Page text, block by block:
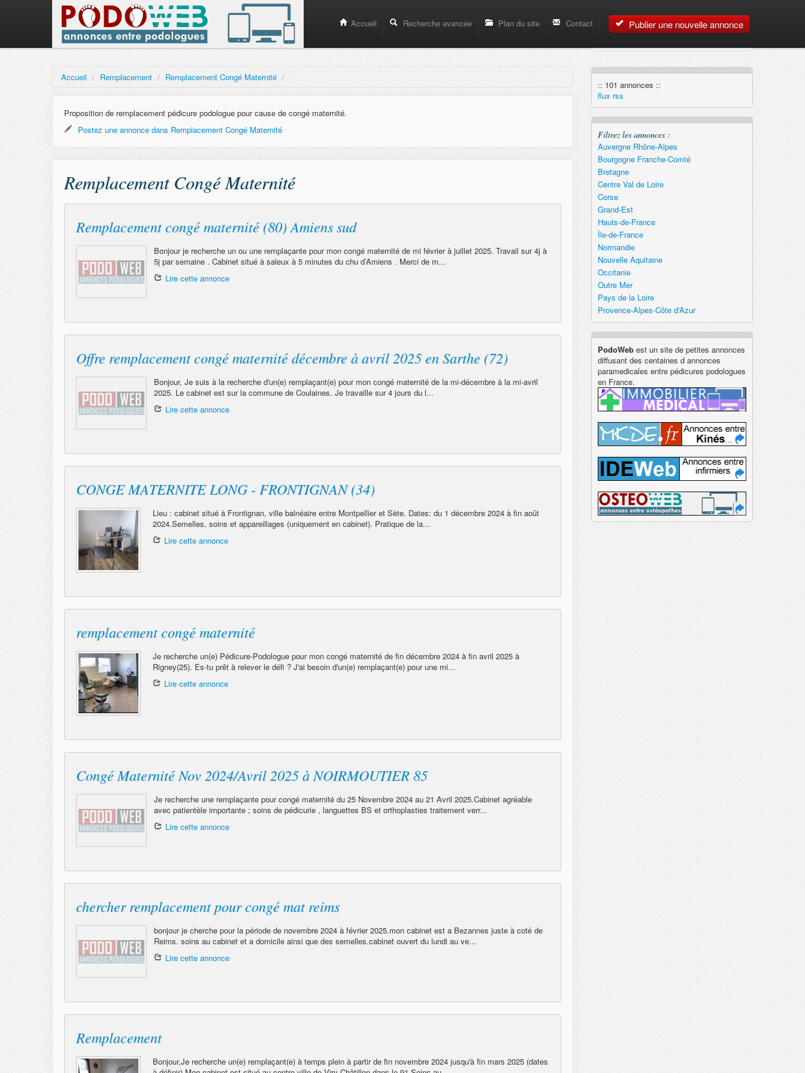
Publier une nouvelle annonce
Accueil Recherche avancée Plan du site Contact
Accueil / Remplacement / Remplacement Congé Maternité /
Proposition de remplacement pédicure podologue pour cause de congé maternité.
Postez une annonce dans Remplacement Congé Maternité
Remplacement Congé Maternité
Remplacement congé maternité (80) Amiens sud
Bonjour je recherche un ou une remplaçante pour mon congé maternité de mi février à juillet 2025. Travail sur 4j à
5j par semaine . Cabinet situé à saleux à 5 minutes du chu d’Amiens . Merci de m...
Lire cette annonce
Offre remplacement congé maternité décembre à avril 2025 en Sarthe (72)
Bonjour, Je suis à la recherche d'un(e) remplaçant(e) pour mon congé maternité de la mi-décembre à la mi-avril
2025. Le cabinet est sur la commune de Coulaines. Je travaille sur 4 jours du l...
Lire cette annonce
CONGE MATERNITE LONG - FRONTIGNAN (34)
Lieu : cabinet situé à Frontignan, ville balnéaire entre Montpellier et Sète. Dates: du 1 décembre 2024 à fin août
2024.Semelles, soins et appareillages (uniquement en cabinet). Pratique de la...
Lire cette annonce
remplacement congé maternité
Je recherche un(e) Pédicure-Podologue pour mon congé maternité de fin décembre 2024 à fin avril 2025 à
Rigney(25). Es-tu prêt à relever le défi ? J'ai besoin d'un(e) remplaçant(e) pour une mi...
Lire cette annonce
Congé Maternité Nov 2024/Avril 2025 à NOIRMOUTIER 85
Je recherche une remplaçante pour congé maternité du 25 Novembre 2024 au 21 Avril 2025.Cabinet agréable
avec patientèle importante ; soins de pédicurie , languettes BS et orthoplasties traitement verr...
Lire cette annonce
chercher remplacement pour congé mat reims
bonjour je cherche pour la période de novembre 2024 à février 2025.mon cabinet est a Bezannes juste à coté de
Reims. soins au cabinet et a domicile ainsi que des semelles.cabinet ouvert du lundi au ve...
Lire cette annonce
Remplacement
Bonjour,Je recherche un(e) remplaçant(e) à temps plein à partir de fin novembre 2024 jusqu'à fin mars 2025 (dates
:: 101 annonces ::
flux rss
Filtrez les annonces :
Auvergne Rhône-Alpes
Bourgogne Franche-Comté
Bretagne
Centre Val de Loire
Corse
Grand-Est
Hauts-de-France
Île-de-France
Normandie
Nouvelle Aquitaine
Occitanie
Outre Mer
Pays de la Loire
Provence-Alpes-Côte d'Azur
PodoWeb est un site de petites annonces
diffusant des centaines d annonces
paramedicales entre pédicures podologues
en France.